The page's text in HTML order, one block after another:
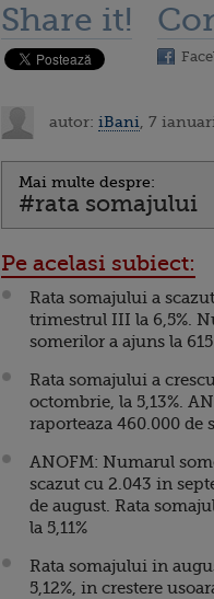
Share it!
autor: iBani , 7
Mai multe despre:
#rata somajului
Pe acelasi subiect:
Rata somajului a
trimestrul III la 6,5%.
somerilor a ajuns la
Rata somajului a
octombrie, la 5,13%.
raporteaza 460.000 de
ANOFM: Numarul
scazut cu 2.043 in
de august. Rata
la 5,11%
Rata somajului in
5,12%, in crestere